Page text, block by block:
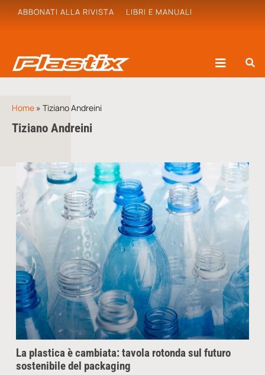
ABBONATI ALLA RIVISTA LIBRI E MANUALI
Home » Tiziano Andreini
Tiziano Andreini
La plastica è cambiata: tavola rotonda sul futuro
sostenibile del packaging